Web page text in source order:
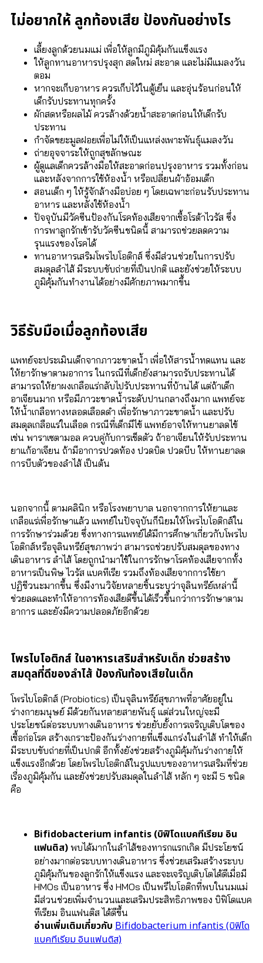
ไม่อยากให้ ลูกท้องเสีย ป้องกันอย่างไร
เลี้ยงลูกด้วยนมแม่ เพื่อให้ลูกมีภูมิคุ้มกันแข็งแรง
ให้ลูกทานอาหารปรุงสุก สดใหม่ สะอาด และไม่มีแมลงวัน
ตอม
หากจะเก็บอาหาร ควรเก็บไว้ในตู้เย็น และอุ่นร้อนก่อนให้
เด็กรับประทานทุกครั้ง
ผักสดหรือผลไม้ ควรล้างด้วยน้ำสะอาดก่อนให้เด็กรับ
ประทาน
กำจัดขยะมูลฝอยเพื่อไม่ให้เป็นแหล่งเพาะพันธุ์แมลงวัน
ถ่ายอุจจาระให้ถูกสุขลักษณะ
ผู้ดูแลเด็กควรล้างมือให้สะอาดก่อนปรุงอาหาร รวมทั้งก่อน
และหลังจากการใช้ห้องน้ำ หรือเปลี่ยนผ้าอ้อมเด็ก
สอนเด็ก ๆ ให้รู้จักล้างมือบ่อย ๆ โดยเฉพาะก่อนรับประทาน
อาหาร และหลังใช้ห้องน้ำ
ปัจจุบันมีวัคซีนป้องกันโรคท้องเสียจากเชื้อโรต้าไวรัส ซึ่ง
การพาลูกรักเข้ารับวัคซีนชนิดนี้ สามารถช่วยลดความ
รุนแรงของโรคได้
ทานอาหารเสริมโพรไบโอติกส์ ซึ่งมีส่วนช่วยในการปรับ
สมดุลลำไส้ มีระบบขับถ่ายที่เป็นปกติ และยังช่วยให้ระบบ
ภูมิคุ้มกันทำงานได้อย่างมีศักยภาพมากขึ้น
วิธีรับมือเมื่อลูกท้องเสีย
แพทย์จะประเมินเด็กจากภาวะขาดน้ำ เพื่อให้สารน้ำทดแทน และ
ให้ยารักษาตามอาการ ในกรณีที่เด็กยังสามารถรับประทานได้
สามารถให้ยาผงเกลือแร่กลับไปรับประทานที่บ้านได้ แต่ถ้าเด็ก
อาเจียนมาก หรือมีภาวะขาดน้ำระดับปานกลางถึงมาก แพทย์จะ
ให้น้ำเกลือทางหลอดเลือดดำ เพื่อรักษาภาวะขาดน้ำ และปรับ
สมดุลเกลือแร่ในเลือด กรณีที่เด็กมีไข้ แพทย์อาจให้ทานยาลดไข้
เช่น พาราเซตามอล ควบคู่กับการเช็ดตัว ถ้าอาเจียนให้รับประทาน
ยาแก้อาเจียน ถ้ามีอาการปวดท้อง ปวดบิด ปวดบีบ ให้ทานยาลด
การบีบตัวของลำไส้ เป็นต้น
นอกจากนี้ ตามคลินิก หรือโรงพยาบาล นอกจากการให้ยาและ
เกลือแร่เพื่อรักษาแล้ว แพทย์ในปัจจุบันก็นิยมให้โพรไบโอติกส์ใน
การรักษาร่วมด้วย ซึ่งทางการแพทย์ได้มีการศึกษาเกี่ยวกับโพรไบ
โอติกส์หรือจุลินทรีย์สุขภาพว่า สามารถช่วยปรับสมดุลของทาง
เดินอาหาร ลำไส้ โดยถูกนำมาใช้ในการรักษาโรคท้องเสียจากทั้ง
อาหารเป็นพิษ ไวรัส แบคทีเรีย รวมถึงท้องเสียจากการใช้ยา
ปฏิชีวนะมากขึ้น ซึ่งมีงานวิจัยหลายชิ้นระบุว่าจุลินทรีย์เหล่านี้
ช่วยลดและทำให้อาการท้องเสียดีขึ้นได้เร็วขึ้นกว่าการรักษาตาม
อาการ และยังมีความปลอดภัยอีกด้วย
โพรไบโอติกส์ ในอาหารเสริมสำหรับเด็ก ช่วยสร้าง
สมดุลที่ดีของลำไส้ ป้องกันท้องเสียในเด็ก
โพรไบโอติกส์ (Probiotics) เป็นจุลินทรีย์สุขภาพที่อาศัยอยู่ใน
ร่างกายมนุษย์ มีด้วยกันหลายสายพันธุ์ แต่ส่วนใหญ่จะมี
ประโยชน์ต่อระบบทางเดินอาหาร ช่วยยับยั้งการเจริญเติบโตของ
เชื้อก่อโรค สร้างเกราะป้องกันร่างกายที่แข็งแกร่งในลำไส้ ทำให้เด็ก
มีระบบขับถ่ายที่เป็นปกติ อีกทั้งยังช่วยสร้างภูมิคุ้มกันร่างกายให้
แข็งแรงอีกด้วย โดยโพรไบโอติกส์ในรูปแบบของอาหารเสริมที่ช่วย
เรื่องภูมิคุ้มกัน และยังช่วยปรับสมดุลในลำไส้ หลัก ๆ จะมี 5 ชนิด
คือ
Bifidobacterium infantis (บิฟิโดแบคทีเรียม อิน
แฟนติส) พบได้มากในลำไส้ของทารกแรกเกิด มีประโยชน์
อย่างมากต่อระบบทางเดินอาหาร ซึ่งช่วยเสริมสร้างระบบ
ภูมิคุ้มกันของลูกรักให้แข็งแรง และจะเจริญเติบโตได้ดีเมื่อมี
HMOs เป็นอาหาร ซึ่ง HMOs เป็นพรีไบโอติกที่พบในนมแม่
มีส่วนช่วยเพิ่มจำนวนและเสริมประสิทธิภาพของ บิฟิโดแบค
ทีเรียม อินแฟนติส ได้ดีขึ้น
อ่านเพิ่มเติมเกี่ยวกับ Bifidobacterium infantis (บิฟิโด
แบคทีเรียม อินแฟนติส)